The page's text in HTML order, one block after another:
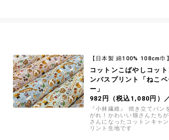
【日本製 綿100% 108cm巾】
コットンこばやしコッ
ンバスプリント「ねこベ
ー」
982円（税込1,080円）
『小林繊維』 焼き立てパン
がれ！かわいい猫さんたち
さんになったコットンキャ
リント生地です